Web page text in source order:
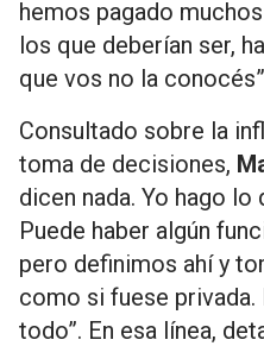
hemos pagado
los que deberían ser,
que vos no la
Consultado sobre la
toma de decisiones,
dicen nada. Yo hago
Puede haber algún
pero definimos ahí y
como si fuese
todo”. En esa línea,